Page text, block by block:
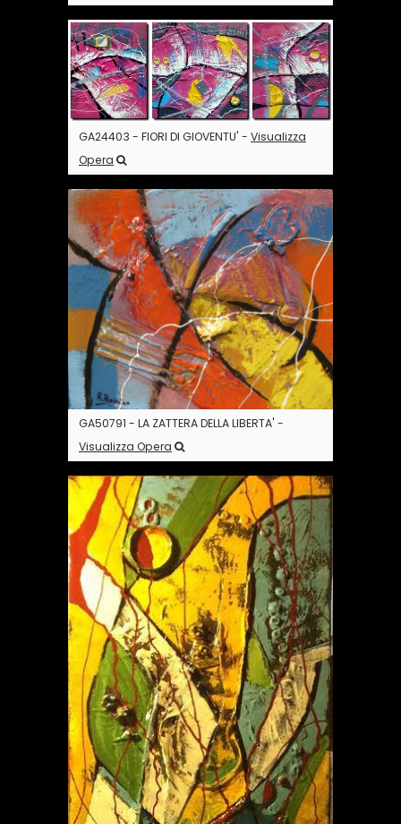
GA24403 - FIORI DI GIOVENTU' - Visualizza
Opera
GA50791 - LA ZATTERA DELLA LIBERTA' -
Visualizza Opera